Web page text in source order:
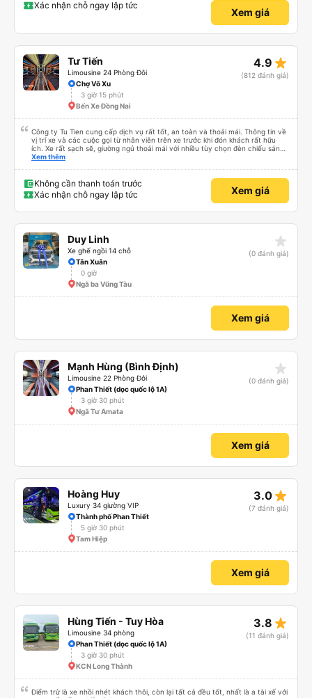
Xác nhận chỗ ngay lập tức
Xem giá
Tư Tiến
Limousine 24 Phòng Đôi
4.9 star_rate
(812 đánh giá)
Chợ Võ Xu
3 giờ 15 phút
Bến Xe Đồng Nai
Công ty Tu Tien cung cấp dịch vụ rất tốt, an toàn và thoải mái. Thông tin về
vị trí xe và các cuộc gọi từ nhân viên trên xe trước khi đón khách rất hữu
ích. Xe rất sạch sẽ, giường ngủ thoải mái với nhiều tùy chọn đèn chiếu sáng
và cổng USB được đặt ở vị trí thuận tiện. Nhân viên rất lịch sự và xe đến
Xem thêm
Không cần thanh toán trước
Xác nhận chỗ ngay lập tức
Xem giá
Duy Linh
Xe ghế ngồi 14 chỗ
star_rate
(0 đánh giá)
Tân Xuân
0 giờ
Ngã ba Vũng Tàu
Xem giá
Mạnh Hùng (Bình Định)
Limousine 22 Phòng Đôi
star_rate
(0 đánh giá)
Phan Thiết (dọc quốc lộ 1A)
3 giờ 30 phút
Ngã Tư Amata
Xem giá
Hoàng Huy
Luxury 34 giường VIP
3.0 star_rate
(7 đánh giá)
Thành phố Phan Thiết
5 giờ 30 phút
Tam Hiệp
Xem giá
Hùng Tiến - Tuy Hòa
Limousine 34 phòng
3.8 star_rate
(11 đánh giá)
Phan Thiết (dọc quốc lộ 1A)
3 giờ 30 phút
KCN Long Thành
Điểm trừ là xe nhồi nhét khách thôi, còn lại tất cả đều tốt, nhất là a tài xế với